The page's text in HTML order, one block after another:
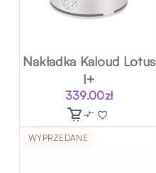
Nakładka Kaloud Lotus
I+
339.00zł
WYPRZEDANE